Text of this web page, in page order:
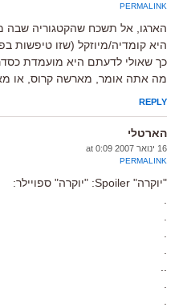
PERMALINK
הארגו, אל תשכח שהקטגוריה שבה
היא קומדיה/מיוזקל (שזו טיפשות
כך שאולי לדעתם היא מועמדת
מה אתה אומר, מארשה קרוס, או
REPLY
הארטלי
16 ינואר 2007 at 0:09
PERMALINK
"יוקרה" Spoiler: "יוקרה" ספויילר: